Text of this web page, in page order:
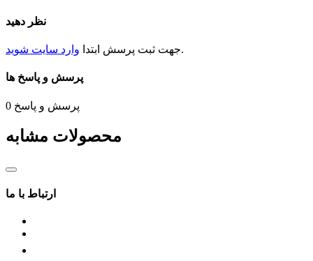
نظر دهید
جهت ثبت پرسش ابتدا وارد سایت شوید .
پرسش و پاسخ ها
0 پرسش و پاسخ
محصولات مشابه
ارتباط با ما